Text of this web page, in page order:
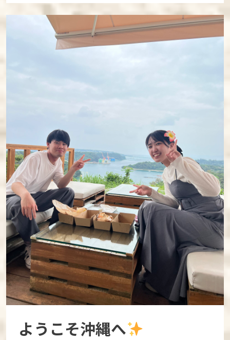
ようこそ沖縄へ